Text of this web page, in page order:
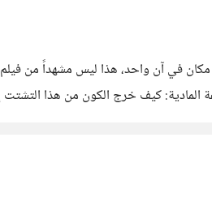
مكان في آن واحد، هذا ليس مشهداً من
المادية: كيف خرج الكون من هذا التشتت